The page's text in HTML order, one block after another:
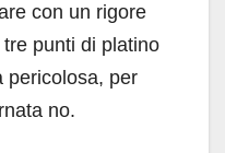
con un rigore
tre punti di platino
pericolosa, per
no.